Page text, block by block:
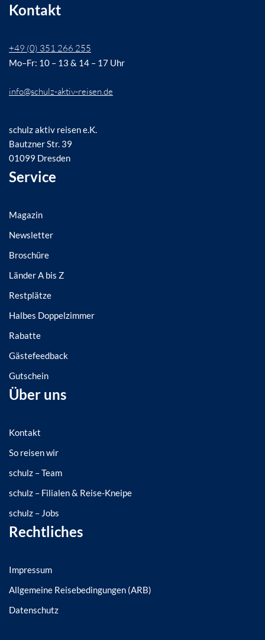
Kontakt
+49 (0) 351 266 255
Mo–Fr: 10 – 13 & 14 – 17 Uhr
info@schulz-aktiv-reisen.de
schulz aktiv reisen e.K.
Bautzner Str. 39
01099 Dresden
Service
Magazin
Newsletter
Broschüre
Länder A bis Z
Restplätze
Halbes Doppelzimmer
Rabatte
Gästefeedback
Gutschein
Über uns
Kontakt
So reisen wir
schulz – Team
schulz – Filialen & Reise-Kneipe
schulz – Jobs
Rechtliches
Impressum
Allgemeine Reisebedingungen (ARB)
Datenschutz